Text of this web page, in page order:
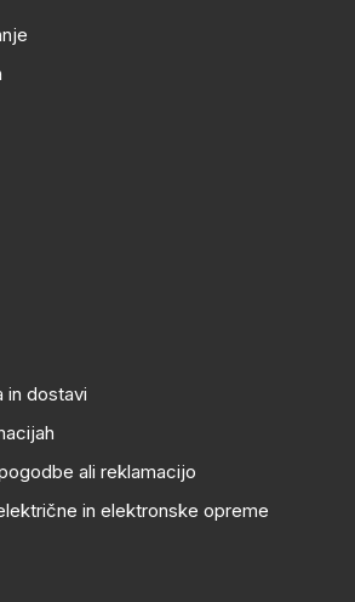
in dostavi
ali reklamacijo
in elektronske opreme